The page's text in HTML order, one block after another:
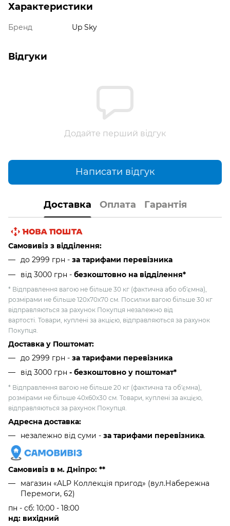
Характеристики
Бренд Up Sky
Відгуки
Додайте перший відгук
Написати відгук
Доставка Оплата Гарантія
Самовивіз з відділення:
до 2999 грн - за тарифами перевізника
від 3000 грн - безкоштовно на відділення*
* Відправлення вагою не більше 30 кг (фактична або об'ємна),
розмірами не більше 120х70х70 см. Посилки вагою більше 30 кг
відправляються за рахунок Покупця незалежно від
вартості. Товари, куплені за акцією, відправляються за рахунок
Покупця.
Доставка у Поштомат:
до 2999 грн - за тарифами перевізника
від 3000 грн - безкоштовно у поштомат*
* Відправлення вагою не більше 20 кг (фактична та об'ємна),
розмірами не більше 40х60х30 см. Товари, куплені за акцією,
відправляються за рахунок Покупця.
Адресна доставка:
незалежно від суми - за тарифами перевізника.
Самовивіз в м. Дніпро: **
магазин «ALP Коллекція пригод» (вул.Набережна
Перемоги, 62)
пн - сб: 10:00 - 18:00
нд: вихідний